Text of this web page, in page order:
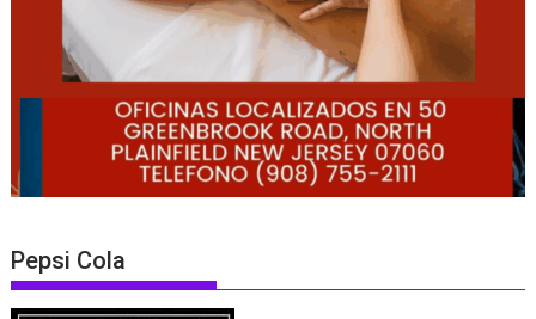
Pepsi Cola